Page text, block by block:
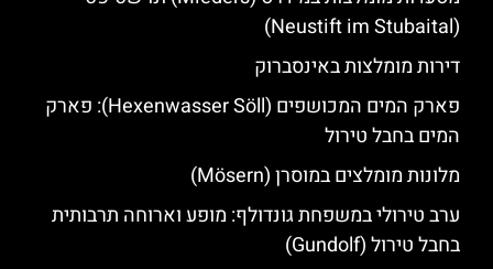
(Neustift im Stubaital)
דירות מומלצות באינסברוק
פארק המים המכושפים (Hexenwasser Söll): פארק
המים בחבל טירול
מלונות מומלצים במוסרן (Mösern)
ערב טירולי במשפחת גונדולף: מופע וארוחה תרבותית
בחבל טירול (Gundolf)